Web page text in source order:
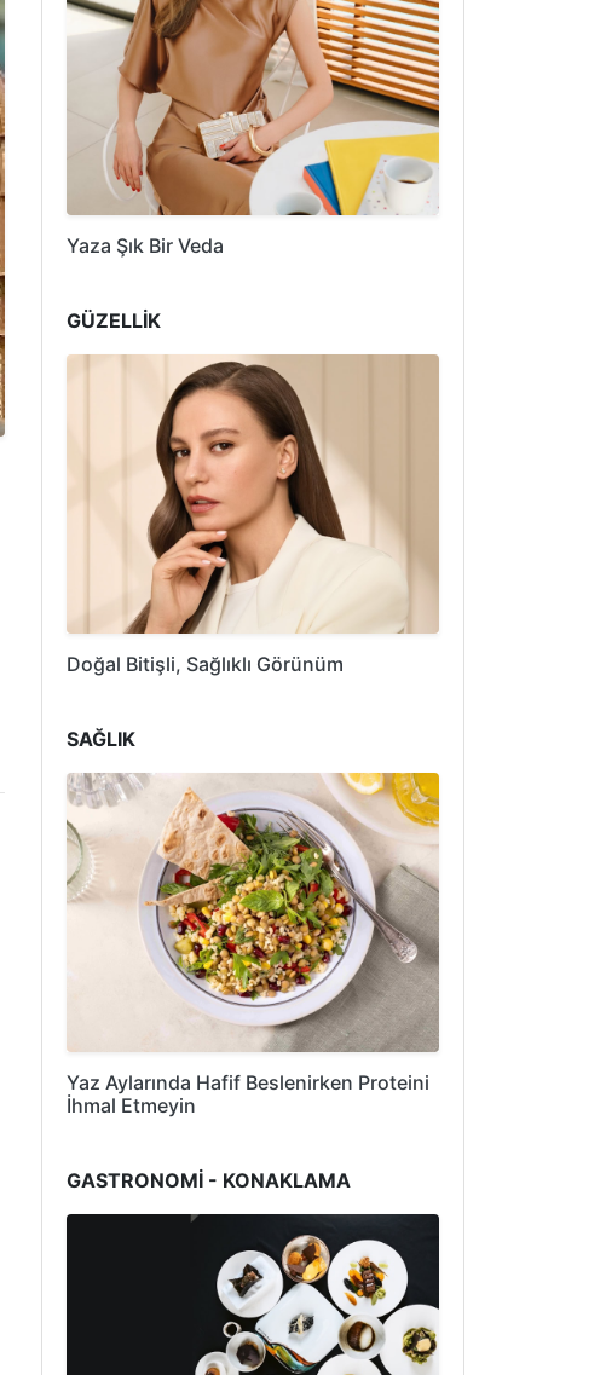
Yaza Şık Bir Veda
GÜZELLİK
Doğal Bitişli, Sağlıklı Görünüm
SAĞLIK
Yaz Aylarında Hafif Beslenirken Proteini
İhmal Etmeyin
GASTRONOMİ - KONAKLAMA